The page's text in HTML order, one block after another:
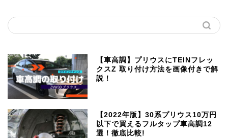
【車高調】プリウスにTEINフレッ
クスZ 取り付け方法を画像付きで解
説！
【2022年版】30系プリウス10万円
以下で買えるフルタップ車高調12
選！徹底比較!